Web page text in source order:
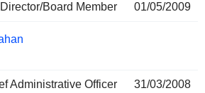
Director/Board Member 01/05/2009
Administrative Officer
31/03/2008